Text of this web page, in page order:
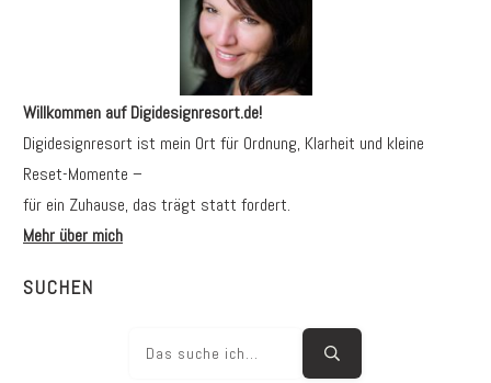
Willkommen auf Digidesignresort.de!
Digidesignresort ist mein Ort für Ordnung, Klarheit und kleine
Reset-Momente –
für ein Zuhause, das trägt statt fordert.
Mehr über mich
SUCHEN